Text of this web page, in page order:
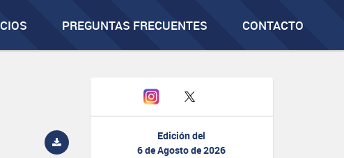
PREGUNTAS FRECUENTES CONTACTO
Edición del
6 de Agosto de 2026